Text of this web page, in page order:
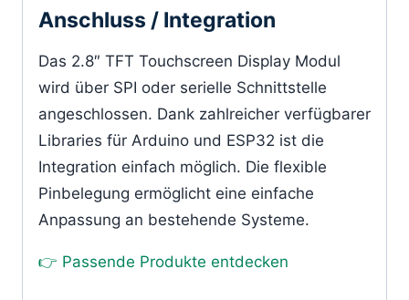
Anschluss / Integration
Das 2.8″ TFT Touchscreen Display Modul
wird über SPI oder serielle Schnittstelle
angeschlossen. Dank zahlreicher verfügbarer
Libraries für Arduino und ESP32 ist die
Integration einfach möglich. Die flexible
Pinbelegung ermöglicht eine einfache
Anpassung an bestehende Systeme.
👉 Passende Produkte entdecken